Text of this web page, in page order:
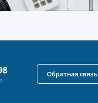
Обратная связь